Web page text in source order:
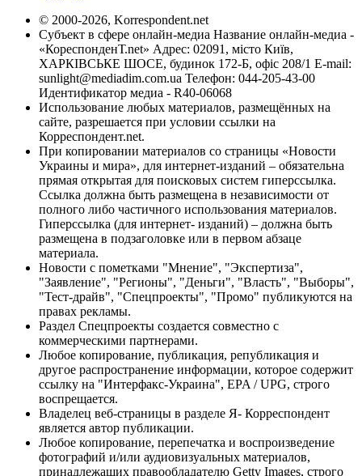
© 2000-2026, Korrespondent.net
Субъект в сфере онлайн-медиа Название онлайн-медиа -
«КореспонденТ.net» Адрес: 02091, місто Київ,
ХАРКІВСЬКЕ ШОСЕ, будинок 172-Б, офіс 208/1 E-mail:
sunlight@mediadim.com.ua Телефон: 044-205-43-00
Идентификатор медиа - R40-06068
Использование любых материалов, размещённых на
сайте, разрешается при условии ссылки на
Корреспондент.net.
При копировании материалов со страницы «Новости
Украины и мира», для интернет-изданий – обязательна
прямая открытая для поисковых систем гиперссылка.
Ссылка должна быть размещена в независимости от
полного либо частичного использования материалов.
Гиперссылка (для интернет- изданий) – должна быть
размещена в подзаголовке или в первом абзаце
материала.
Новости с пометками "Мнение", "Экспертиза",
"Заявление", "Регионы", "Деньги", "Власть", "Выборы",
"Тест-драйв", "Спецпроекты", "Промо" публикуются на
правах рекламы.
Раздел Спецпроекты создается совместно с
коммерческими партнерами.
Любое копирование, публикация, републикация и
другое распространение информации, которое содержит
ссылку на "Интерфакс-Украина", EPA / UPG, строго
воспрещается.
Владелец веб-страницы в разделе Я- Корреспондент
является автор публикации.
Любое копирование, перепечатка и воспроизведение
фотографий и/или аудиовизуальных материалов,
принадлежащих правообладателю Getty Images, строго